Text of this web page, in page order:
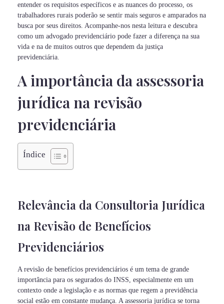
entender os requisitos específicos e as nuances do processo, os
trabalhadores rurais poderão se sentir mais seguros e amparados na
busca por seus direitos. Acompanhe-nos nesta leitura e descubra
como um advogado previdenciário pode fazer a diferença na sua
vida e na de muitos outros que dependem da justiça
previdenciária.
A importância da assessoria
jurídica na revisão
previdenciária
Índice
Relevância da Consultoria Jurídica
na Revisão de Benefícios
Previdenciários
A revisão de benefícios previdenciários é um tema de grande
importância para os segurados do INSS, especialmente em um
contexto onde a legislação e as normas que regem a previdência
social estão em constante mudança. A assessoria jurídica se torna